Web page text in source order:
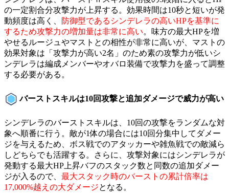
の一定割合分攻撃力が上昇する。効果時間は10秒と短いが発
動頻度は高く、
防御型であるシンデレラの高いHPを基準に
するため攻撃力の増加量は非常に高い。味方の最大HPを増
やせるルージュやマストとの相性が非常に高いが、マストの
効果対象は「攻撃力が高い2名」のため素の攻撃力が低いシ
ンデレラは編成メンバーやオバロ装備で攻撃力を盛って調整
する必要がある。
バーストスキルは10回攻撃と追加ダメージで威力が高い
シンデレラのバーストスキルは、10回の攻撃をランダムな対
象へ順番に行う。敵が1体の場合には10回分集中してダメー
ジを与えるため、ボス戦でのアタッカーや雑魚戦での敵減ら
しどちらでも活躍する。さらに、攻撃対象にはシンデレラが
発動する最大HP上昇バフのスタック数と同数の追加ダメー
ジが入るので、 最大スタック時のバーストの累計倍率は
17,000%越えの大ダメージとなる。